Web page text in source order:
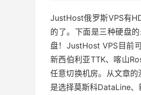
JustHost俄罗斯VPS有
的了。下面是三种硬盘
盘！JustHost VPS目前
新西伯利亚TTK、喀山
任意切换机房。从文章
是选择莫斯科DataLine